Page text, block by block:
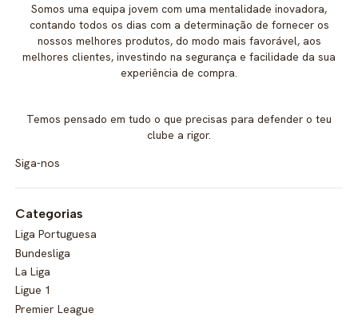
Somos uma equipa jovem com uma mentalidade inovadora,
contando todos os dias com a determinação de fornecer os
nossos melhores produtos, do modo mais favorável, aos
melhores clientes, investindo na segurança e facilidade da sua
experiência de compra.
Temos pensado em tudo o que precisas para defender o teu
clube a rigor.
Siga-nos
Categorias
Liga Portuguesa
Bundesliga
La Liga
Ligue 1
Premier League